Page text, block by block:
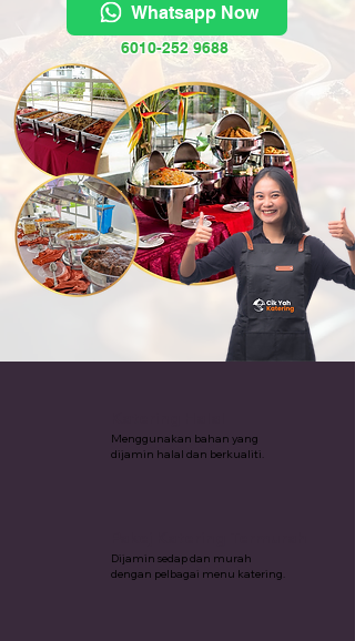
Whatsapp Now
6010-252 9688
Menggunakan bahan yang
dijamin halal dan berkualiti.
Dijamin sedap dan murah
dengan pelbagai menu katering.